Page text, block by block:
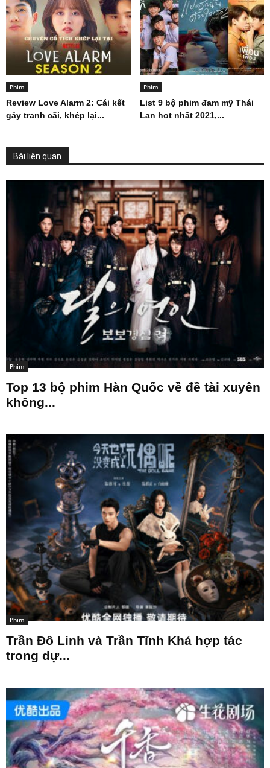
Phim
Review Love Alarm 2: Cái kết
gây tranh cãi, khép lại...
Phim
List 9 bộ phim đam mỹ Thái
Lan hot nhất 2021,...
Bài liên quan
Phim
Top 13 bộ phim Hàn Quốc về đề tài xuyên
không...
Phim
Trần Đô Linh và Trần Tĩnh Khả hợp tác
trong dự...